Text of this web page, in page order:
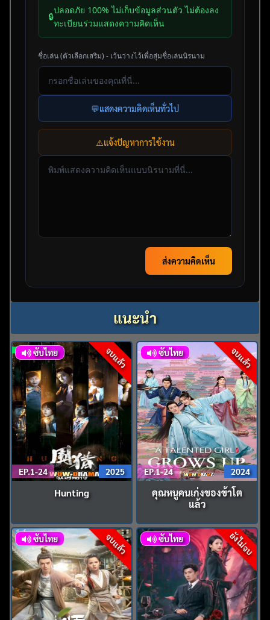
🔒
ปลอดภัย 100% ไม่เก็บข้อมูลส่วนตัว ไม่ต้องลง
ทะเบียนร่วมแสดงความคิดเห็น
ชื่อเล่น (ตัวเลือกเสริม) - เว้นว่างไว้เพื่อสุ่มชื่อเล่นนิรนาม
💬แสดงความคิดเห็นทั่วไป
⚠️แจ้งปัญหาการใช้งาน
ส่งความคิดเห็น
แนะนำ
จบแล้ว
ซับไทย
EP.1-24 2025
Hunting
จบแล้ว
ซับไทย
EP.1-24 2024
คุณหนูคนเก่งของข้าโต
แล้ว
จบแล้ว
ซับไทย ยังไม่จบ
ซับไทย